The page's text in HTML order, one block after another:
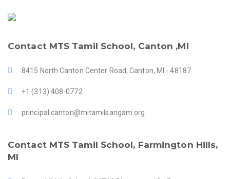
Contact MTS Tamil School, Canton ,MI
8415 North Canton Center Road, Canton, MI - 48187
+1 (313) 408-0772
principal.canton@mitamilsangam.org
Contact MTS Tamil School, Farmington Hills,
MI